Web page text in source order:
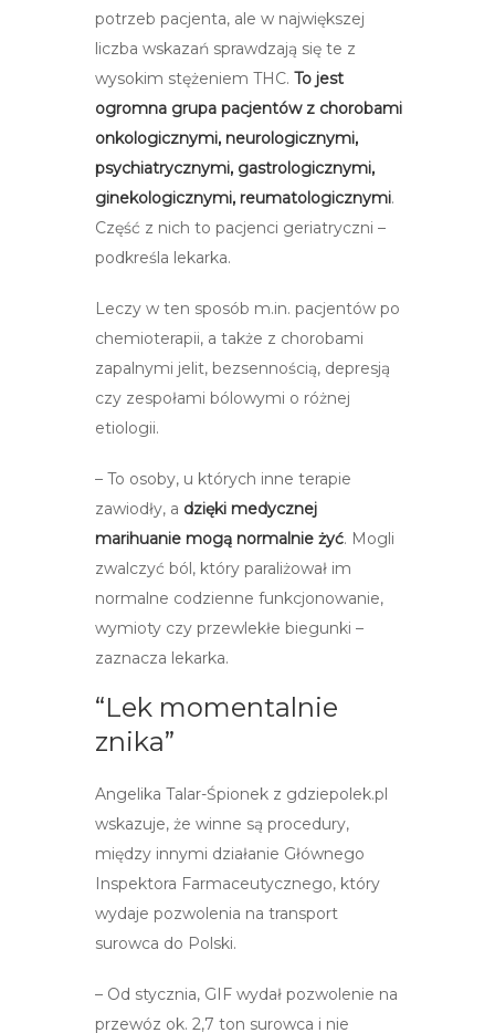
potrzeb pacjenta, ale w największej
liczba wskazań sprawdzają się te z
wysokim stężeniem THC. To jest
ogromna grupa pacjentów z chorobami
onkologicznymi, neurologicznymi,
psychiatrycznymi, gastrologicznymi,
ginekologicznymi, reumatologicznymi.
Część z nich to pacjenci geriatryczni –
podkreśla lekarka.
Leczy w ten sposób m.in. pacjentów po
chemioterapii, a także z chorobami
zapalnymi jelit, bezsennością, depresją
czy zespołami bólowymi o różnej
etiologii.
– To osoby, u których inne terapie
zawiodły, a dzięki medycznej
marihuanie mogą normalnie żyć. Mogli
zwalczyć ból, który paraliżował im
normalne codzienne funkcjonowanie,
wymioty czy przewlekłe biegunki –
zaznacza lekarka.
“Lek momentalnie
znika”
Angelika Talar-Śpionek z gdziepolek.pl
wskazuje, że winne są procedury,
między innymi działanie Głównego
Inspektora Farmaceutycznego, który
wydaje pozwolenia na transport
surowca do Polski.
– Od stycznia, GIF wydał pozwolenie na
przewóz ok. 2,7 ton surowca i nie